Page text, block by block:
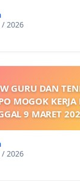
/ 2026
GURU DAN
MOGOK
9 MARET
SUMBER GAJI
/ 2026